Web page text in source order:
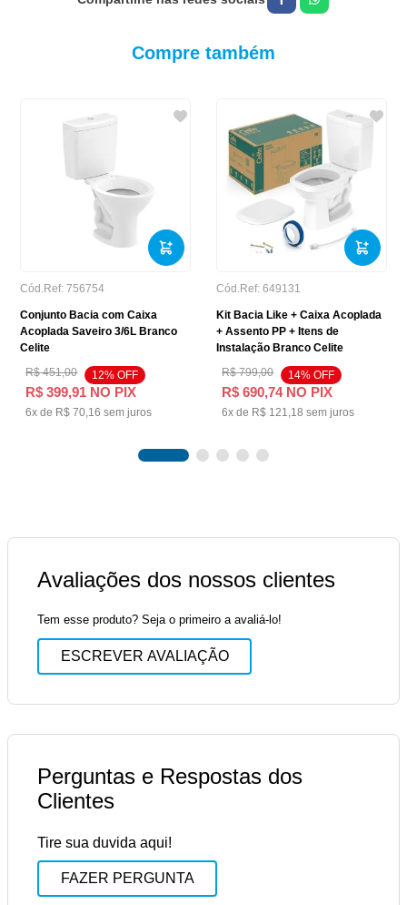
Compre também
Cód.Ref: 756754
Conjunto Bacia com Caixa
Acoplada Saveiro 3/6L Branco
Celite
R$ 451,00 12% OFF
R$ 399,91 NO PIX
6x de R$ 70,16 sem juros
Cód.Ref: 649131
Kit Bacia Like + Caixa Acoplada
+ Assento PP + Itens de
Instalação Branco Celite
R$ 799,00 14% OFF
R$ 690,74NO PIX
6x de R$ 121,18 sem juros
Avaliações dos nossos clientes
Tem esse produto? Seja o primeiro a avaliá-lo!
ESCREVER AVALIAÇÃO
Perguntas e Respostas dos
Clientes
Tire sua duvida aqui!
FAZER PERGUNTA